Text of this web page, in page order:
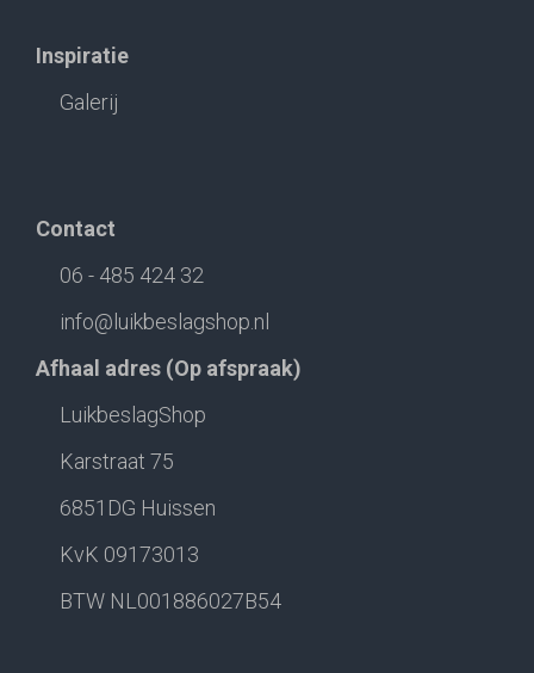
Inspiratie
Galerij
Contact
06 - 485 424 32
info@luikbeslagshop.nl
Afhaal adres (Op afspraak)
LuikbeslagShop
Karstraat 75
6851DG Huissen
KvK 09173013
BTW NL001886027B54